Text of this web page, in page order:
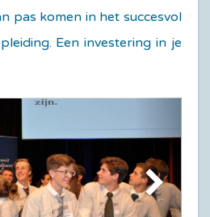
pas komen in het succesvol
Een investering in je